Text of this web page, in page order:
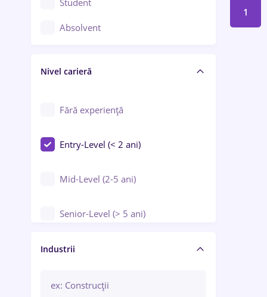
Controlul calității
Educație / Training / Arte
Student
Absolvent
Nivel carieră
Fără experiență
Entry-Level (< 2 ani)
Mid-Level (2-5 ani)
Senior-Level (> 5 ani)
Manager / Executiv
Industrii
1